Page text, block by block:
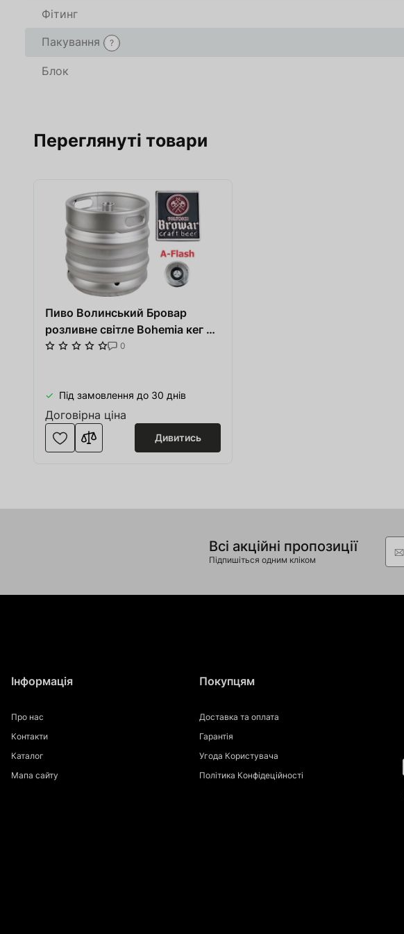
Фітинг
Пакування
?
Блок
Переглянуті товари
Пиво Волинський Бровар
розливне світле Bohemia кег 50
л
0
Під замовлення до 30 днів
Договірна ціна
Дивитись
Всі акційні пропозиції
Підпишіться одним кліком
Інформація
Про нас
Контакти
Каталог
Мапа сайту
Покупцям
Доставка та оплата
Гарантія
Угода Користувача
Політика Конфідеційності